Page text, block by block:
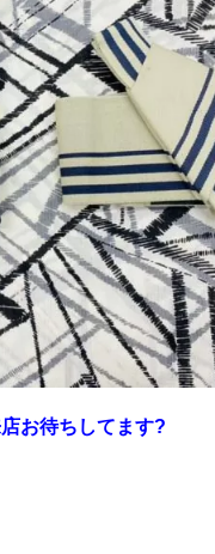
お待ちしてます?